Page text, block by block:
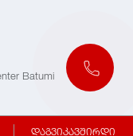
დაგვიკავშირდი
Batumi